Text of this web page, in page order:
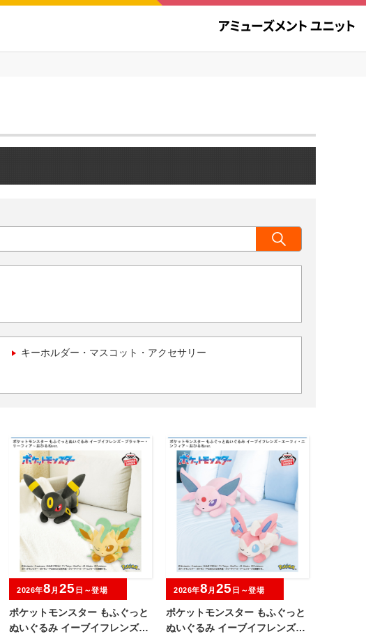
キーホルダー・マスコット・アクセサリー
ポケットモンスター もふぐっと
ぬいぐるみ イーブイフレンズ～
2026年8 月 25 日～登場
ポケットモンスター もふぐっと
ぬいぐるみ イーブイフレンズ～
2026年8 月 25 日～登場